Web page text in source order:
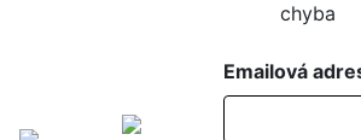
chyba
Emailová